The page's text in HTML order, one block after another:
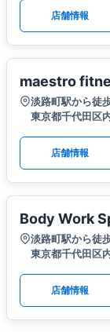
店舗情報
maestro
淡路町駅から徒
東京都千代田区
店舗情報
Body Work
淡路町駅から徒
東京都千代田区
店舗情報